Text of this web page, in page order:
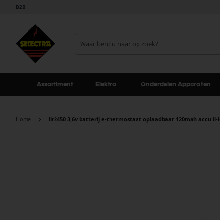
B2B
Assortiment Elektro Onderdelen Apparaten
Home lir2450 3,6v batterij e-thermostaat oplaadbaar 120mah accu li-